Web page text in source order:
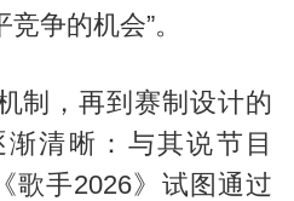
争的机会”。
制，再到赛制设计的
清晰：与其说节目
歌手2026》试图通过